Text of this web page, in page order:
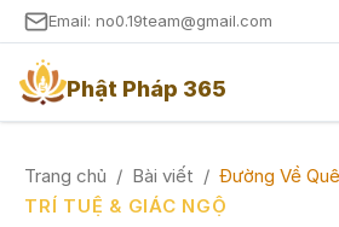
Email: no0.19team@gmail.com
Phật Pháp 365
Trang chủ / Bài viết / Đường Về
TRÍ TUỆ & GIÁC NGỘ